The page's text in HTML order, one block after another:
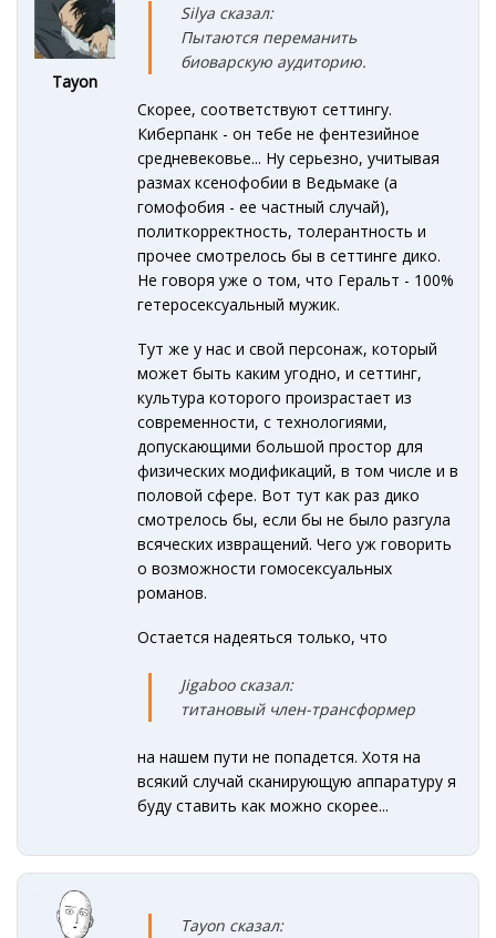
Tayon
Silya сказал:
Пытаются переманить
биоварскую аудиторию.
Скорее, соответствуют сеттингу.
Киберпанк - он тебе не фентезийное
средневековье... Ну серьезно, учитывая
размах ксенофобии в Ведьмаке (а
гомофобия - ее частный случай),
политкорректность, толерантность и
прочее смотрелось бы в сеттинге дико.
Не говоря уже о том, что Геральт - 100%
гетеросексуальный мужик.
Тут же у нас и свой персонаж, который
может быть каким угодно, и сеттинг,
культура которого произрастает из
современности, с технологиями,
допускающими большой простор для
физических модификаций, в том числе и в
половой сфере. Вот тут как раз дико
смотрелось бы, если бы не было разгула
всяческих извращений. Чего уж говорить
о возможности гомосексуальных
романов.
Остается надеяться только, что
Jigaboo сказал:
титановый член-трансформер
на нашем пути не попадется. Хотя на
всякий случай сканирующую аппаратуру я
буду ставить как можно скорее...
Tayon сказал: